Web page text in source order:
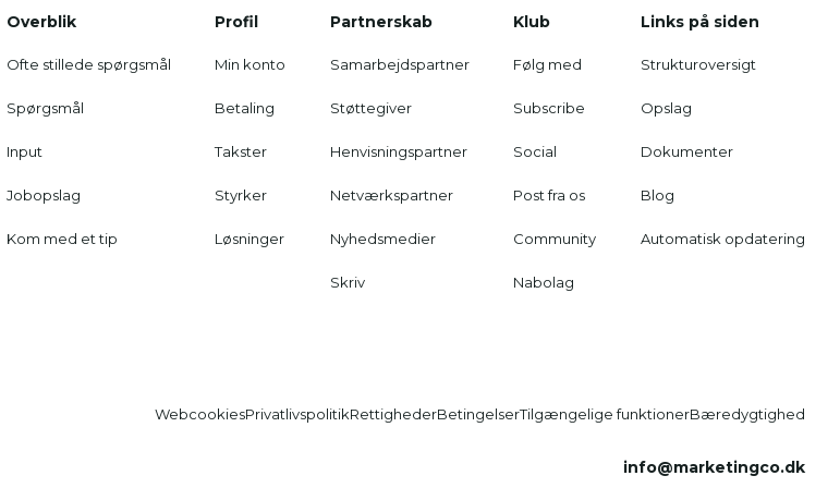
Overblik
Ofte stillede spørgsmål
Spørgsmål
Input
Jobopslag
Kom med et tip
Profil
Min konto
Betaling
Takster
Styrker
Løsninger
Partnerskab
Samarbejdspartner
Støttegiver
Henvisningspartner
Netværkspartner
Nyhedsmedier
Skriv
Klub
Følg med
Subscribe
Social
Post fra os
Community
Nabolag
Links på siden
Strukturoversigt
Opslag
Dokumenter
Blog
Automatisk opdatering
WebcookiesPrivatlivspolitikRettighederBetingelserTilgængelige funktionerBæredygtighed
info@marketingco.dk